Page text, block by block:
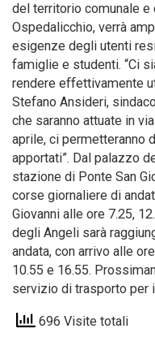
del territorio comunale
Ospedalicchio, verrà
esigenze degli utenti
famiglie e studenti. “Ci
rendere effettivamente
Stefano Ansideri,
che saranno attuate in
aprile, ci permetteranno
apportati”. Dal palazzo
stazione di Ponte San
corse giornaliere di
Giovanni alle ore 7.25,
degli Angeli sarà
andata, con arrivo alle
10.55 e 16.55.
servizio di trasporto per
696 Visite totali